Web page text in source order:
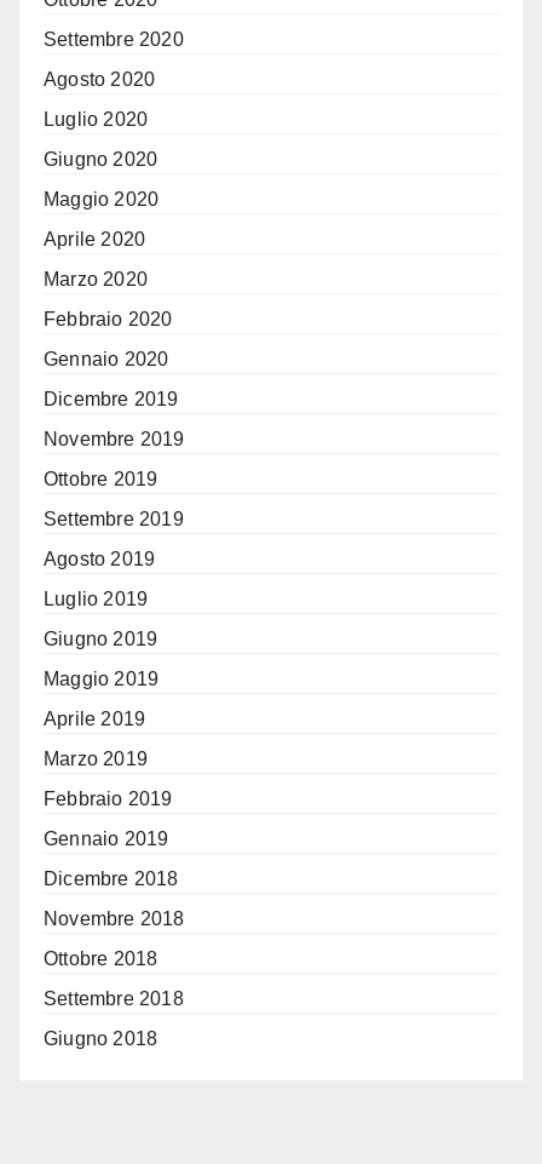
Settembre 2020
Agosto 2020
Luglio 2020
Giugno 2020
Maggio 2020
Aprile 2020
Marzo 2020
Febbraio 2020
Gennaio 2020
Dicembre 2019
Novembre 2019
Ottobre 2019
Settembre 2019
Agosto 2019
Luglio 2019
Giugno 2019
Maggio 2019
Aprile 2019
Marzo 2019
Febbraio 2019
Gennaio 2019
Dicembre 2018
Novembre 2018
Ottobre 2018
Settembre 2018
Giugno 2018